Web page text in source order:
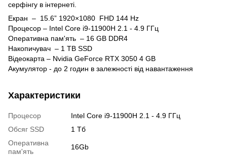
серфінгу в інтернеті.
Екран – 15.6” 1920×1080 FHD 144 Hz
Процесор – Intel Core i9-11900H 2.1 - 4.9 ГГц
Оперативна пам'ять – 16 GB DDR4
Накопичувач – 1 TB SSD
Відеокарта – Nvidia GeForce RTX 3050 4 GB
Акумулятор - до 2 годин в залежності від навантаження
Характеристики
Процесор
Intel Core i9-11900H 2.1 - 4.9 ГГц
Обсяг SSD
1 Тб
Оперативна
пам'ять
16Gb